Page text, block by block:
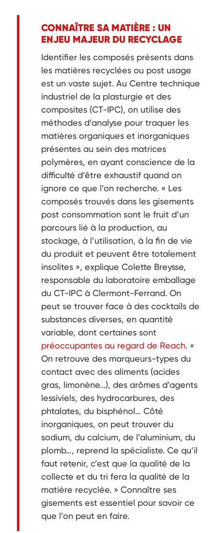
CONNAÎTRE SA MATIÈRE : UN
ENJEU MAJEUR DU RECYCLAGE
Identifier les composés présents dans
les matières recyclées ou post usage
est un vaste sujet. Au Centre technique
industriel de la plasturgie et des
composites (CT-IPC), on utilise des
méthodes d’analyse pour traquer les
matières organiques et inorganiques
présentes au sein des matrices
polymères, en ayant conscience de la
difficulté d’être exhaustif quand on
ignore ce que l’on recherche. « Les
composés trouvés dans les gisements
post consommation sont le fruit d’un
parcours lié à la production, au
stockage, à l’utilisation, à la fin de vie
du produit et peuvent être totalement
insolites », explique Colette Breysse,
responsable du laboratoire emballage
du CT-IPC à Clermont-Ferrand. On
peut se trouver face à des cocktails de
substances diverses, en quantité
variable, dont certaines sont
préoccupantes au regard de Reach. «
On retrouve des marqueurs-types du
contact avec des aliments (acides
gras, limonène...), des arômes d’agents
lessiviels, des hydrocarbures, des
phtalates, du bisphénol… Côté
inorganiques, on peut trouver du
sodium, du calcium, de l’aluminium, du
plomb…, reprend la spécialiste. Ce qu’il
faut retenir, c’est que la qualité de la
collecte et du tri fera la qualité de la
matière recyclée. » Connaître ses
gisements est essentiel pour savoir ce
que l’on peut en faire.